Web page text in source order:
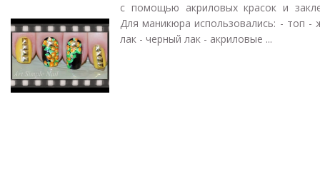
с помощью акриловых красок и
Для маникюра использовались: - топ -
лак - черный лак - акриловые ...